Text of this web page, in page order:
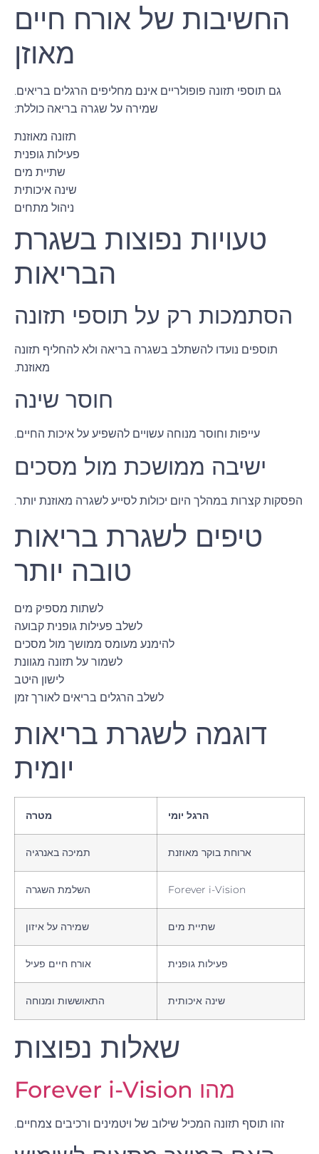
החשיבות של אורח חיים
מאוזן
גם תוספי תזונה פופולריים אינם מחליפים הרגלים בריאים.
שמירה על שגרה בריאה כוללת:
תזונה מאוזנת
פעילות גופנית
שתיית מים
שינה איכותית
ניהול מתחים
טעויות נפוצות בשגרת
הבריאות
הסתמכות רק על תוספי תזונה
תוספים נועדו להשתלב בשגרה בריאה ולא להחליף תזונה
מאוזנת.
חוסר שינה
עייפות וחוסר מנוחה עשויים להשפיע על איכות החיים.
ישיבה ממושכת מול מסכים
הפסקות קצרות במהלך היום יכולות לסייע לשגרה מאוזנת יותר.
טיפים לשגרת בריאות
טובה יותר
לשתות מספיק מים
לשלב פעילות גופנית קבועה
להימנע מעומס ממושך מול מסכים
לשמור על תזונה מגוונת
לישון היטב
לשלב הרגלים בריאים לאורך זמן
דוגמה לשגרת בריאות
יומית
הרגל יומי מטרה
ארוחת בוקר מאוזנת תמיכה באנרגיה
Forever i-Vision השלמת השגרה
שתיית מים שמירה על איזון
פעילות גופנית אורח חיים פעיל
שינה איכותית התאוששות ומנוחה
שאלות נפוצות
מהו Forever i-Vision
זהו תוסף תזונה המכיל שילוב של ויטמינים ורכיבים צמחיים.